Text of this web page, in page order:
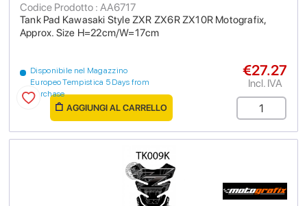
Tank Pad Kawasaki Style ZXR ZX6R ZX10R Motografix,
Approx. Size H=22cm/W=17cm
Codice Prodotto : AA6717
Disponibile nel Magazzino
Europeo Tempistica 5 Days from
purchase
€27.27
Incl. IVA
AGGIUNGI AL CARRELLO